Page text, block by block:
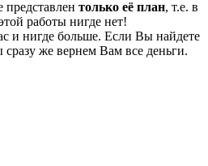
представлен только её план, т.е. в
работы нигде нет!
и нигде больше. Если Вы найдете
сразу же вернем Вам все деньги.